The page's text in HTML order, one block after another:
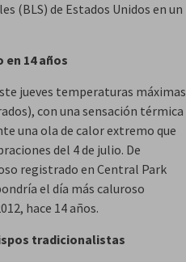
(BLS) de Estados Unidos en un
en 14 años
jueves temperaturas máximas
con una sensación térmica
una ola de calor extremo que
del 4 de julio. De
registrado en Central Park
el día más caluroso
hace 14 años.
tradicionalistas